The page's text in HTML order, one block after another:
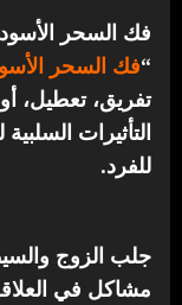
فك السحر
“فك السحر
تفريق، تعطيل،
التأثيرات
للفرد.
جلب الزوج
مشاكل في